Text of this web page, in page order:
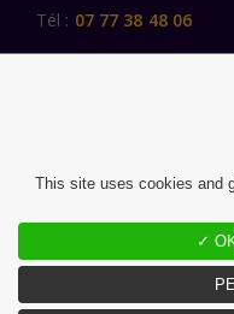
Tél : 07 77 38 48 06
DES FEMMES ET DES
This site uses cookies and
✓